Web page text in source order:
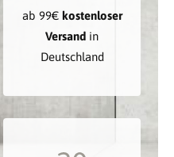
ab 99€ kostenloser
Versand in
Deutschland